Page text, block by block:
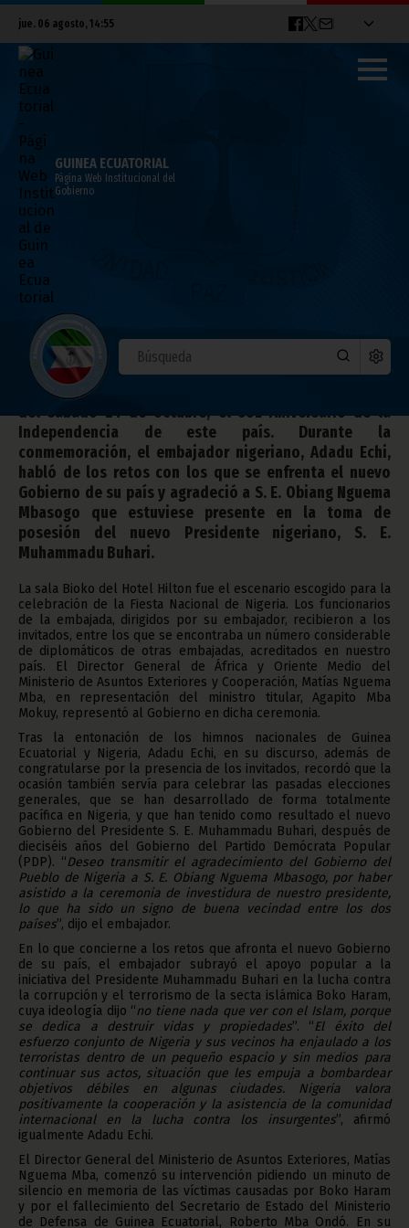
jue. 06 agosto, 14:55
GUINEA ECUATORIAL
Página Web Institucional del
Gobierno
Fiesta de la Embajada de Nigeria
octubre 28, 2015
Noticias África
La Embajada de Nigeria en Malabo celebró, en la noche
del sábado 24 de octubre, el 55º Aniversario de la
Independencia de este país. Durante la
conmemoración, el embajador nigeriano, Adadu Echi,
habló de los retos con los que se enfrenta el nuevo
Gobierno de su país y agradeció a S. E. Obiang Nguema
Mbasogo que estuviese presente en la toma de
posesión del nuevo Presidente nigeriano, S. E.
Muhammadu Buhari.
La sala Bioko del Hotel Hilton fue el escenario escogido para la
celebración de la Fiesta Nacional de Nigeria. Los funcionarios
de la embajada, dirigidos por su embajador, recibieron a los
invitados, entre los que se encontraba un número considerable
de diplomáticos de otras embajadas, acreditados en nuestro
país. El Director General de África y Oriente Medio del
Ministerio de Asuntos Exteriores y Cooperación, Matías Nguema
Mba, en representación del ministro titular, Agapito Mba
Mokuy, representó al Gobierno en dicha ceremonia.
Tras la entonación de los himnos nacionales de Guinea
Ecuatorial y Nigeria, Adadu Echi, en su discurso, además de
congratularse por la presencia de los invitados, recordó que la
ocasión también servía para celebrar las pasadas elecciones
generales, que se han desarrollado de forma totalmente
pacífica en Nigeria, y que han tenido como resultado el nuevo
Gobierno del Presidente S. E. Muhammadu Buhari, después de
dieciséis años del Gobierno del Partido Demócrata Popular
(PDP). “Deseo transmitir el agradecimiento del Gobierno del
Pueblo de Nigeria a S. E. Obiang Nguema Mbasogo, por haber
asistido a la ceremonia de investidura de nuestro presidente,
lo que ha sido un signo de buena vecindad entre los dos
países”, dijo el embajador.
En lo que concierne a los retos que afronta el nuevo Gobierno
de su país, el embajador subrayó el apoyo popular a la
iniciativa del Presidente Muhammadu Buhari en la lucha contra
la corrupción y el terrorismo de la secta islámica Boko Haram,
cuya ideología dijo “no tiene nada que ver con el Islam, porque
se dedica a destruir vidas y propiedades”. “El éxito del
esfuerzo conjunto de Nigeria y sus vecinos ha enjaulado a los
terroristas dentro de un pequeño espacio y sin medios para
continuar sus actos, situación que les empuja a bombardear
objetivos débiles en algunas ciudades. Nigeria valora
positivamente la cooperación y la asistencia de la comunidad
internacional en la lucha contra los insurgentes”, afirmó
igualmente Adadu Echi.
El Director General del Ministerio de Asuntos Exteriores, Matías
Nguema Mba, comenzó su intervención pidiendo un minuto de
silencio en memoria de las víctimas causadas por Boko Haram
y por el fallecimiento del Secretario de Estado del Ministerio
de Defensa de Guinea Ecuatorial, Roberto Mba Ondó. En su